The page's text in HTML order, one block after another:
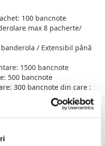
bancnote
max 8 pacherte/
/ Extensibil până
1500 bancnote
500 bancnote
300 bancnote din care :
falsuri si